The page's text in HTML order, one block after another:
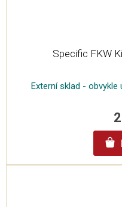
Specific FKW
Externí sklad - obvykle